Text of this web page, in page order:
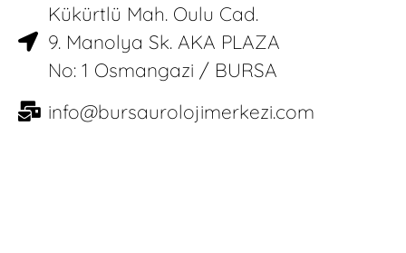
Kükürtlü Mah. Oulu Cad.
9. Manolya Sk. AKA PLAZA
No: 1 Osmangazi / BURSA
info@bursaurolojimerkezi.com